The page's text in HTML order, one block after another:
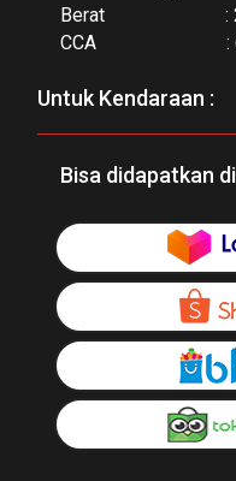
Berat :
CCA :
Untuk Kendaraan :
Bisa didapatkan